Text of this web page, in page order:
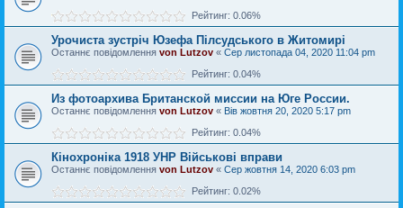
Рейтинг: 0.06%
Урочиста зустріч Юзефа Пілсудського в Житомирі
Останнє повідомлення von Lutzov « Сер листопада 04, 2020 11:04 pm
Рейтинг: 0.04%
Из фотоархива Британской миссии на Юге России.
Останнє повідомлення von Lutzov « Вів жовтня 20, 2020 5:17 pm
Рейтинг: 0.04%
Кінохроніка 1918 УНР Військові вправи
Останнє повідомлення von Lutzov « Сер жовтня 14, 2020 6:03 pm
Рейтинг: 0.02%